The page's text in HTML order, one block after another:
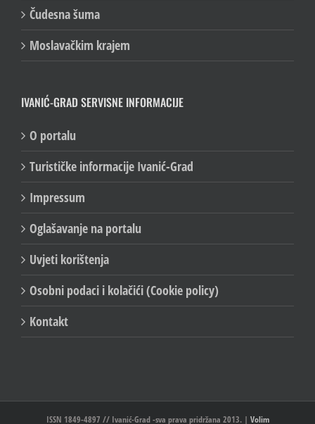
Čudesna šuma
Moslavačkim krajem
IVANIĆ-GRAD SERVISNE INFORMACIJE
O portalu
Turističke informacije Ivanić-Grad
Impressum
Oglašavanje na portalu
Uvjeti korištenja
Osobni podaci i kolačići (Cookie policy)
Kontakt